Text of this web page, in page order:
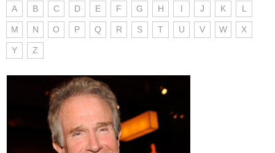
A B C D E F G H I J K L
M N O P Q R S T U V W X
Y Z